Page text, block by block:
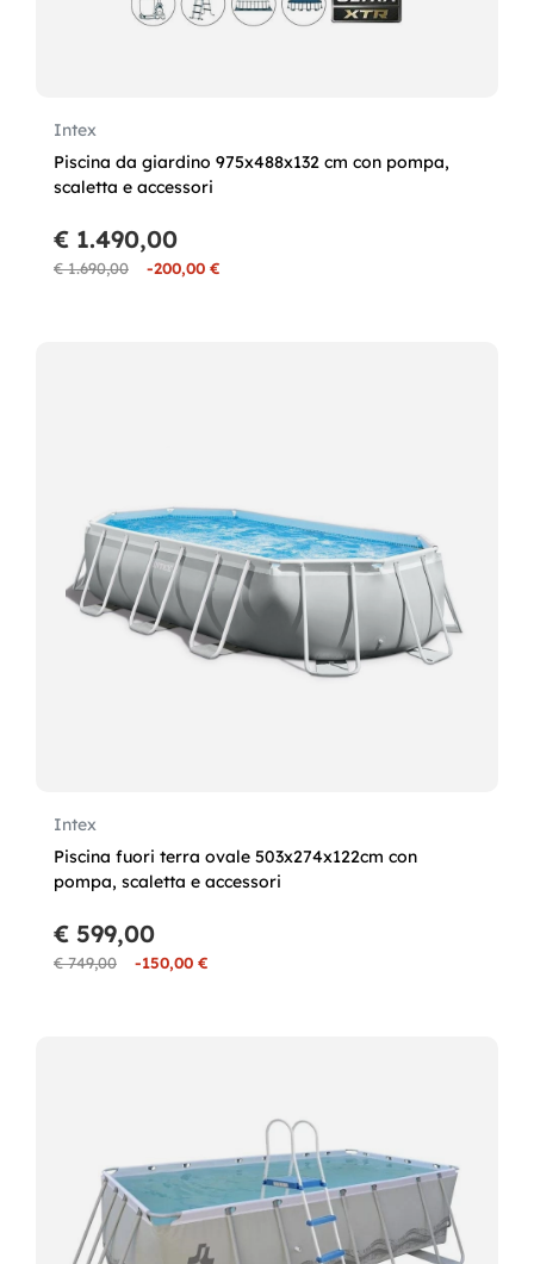
Intex
Piscina da giardino 975x488x132 cm con pompa,
scaletta e accessori
€ 1.690,00 -200,00 €
€ 1.490,00
Intex
Piscina fuori terra ovale 503x274x122cm con
pompa, scaletta e accessori
€ 749,00 -150,00 €
€ 599,00